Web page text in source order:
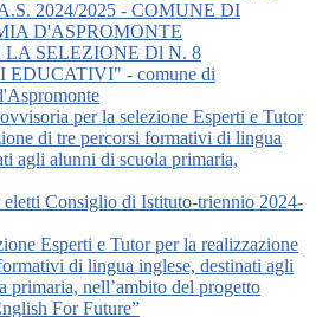
2024/2025 - COMUNE DI
D'ASPROMONTE
LA SELEZIONE Dl N. 8
EDUCATIVI" - comune di
per la selezione Esperti e Tutor
di tre percorsi formativi di lingua
agli alunni di scuola primaria,
eletti Consiglio di Istituto-triennio 2024-
Esperti e Tutor per la realizzazione
di lingua inglese, destinati agli
primaria, nell’ambito del progetto
For Future”